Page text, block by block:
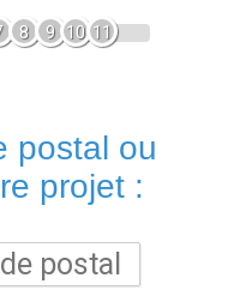
8 9 10 11
postal ou
projet :